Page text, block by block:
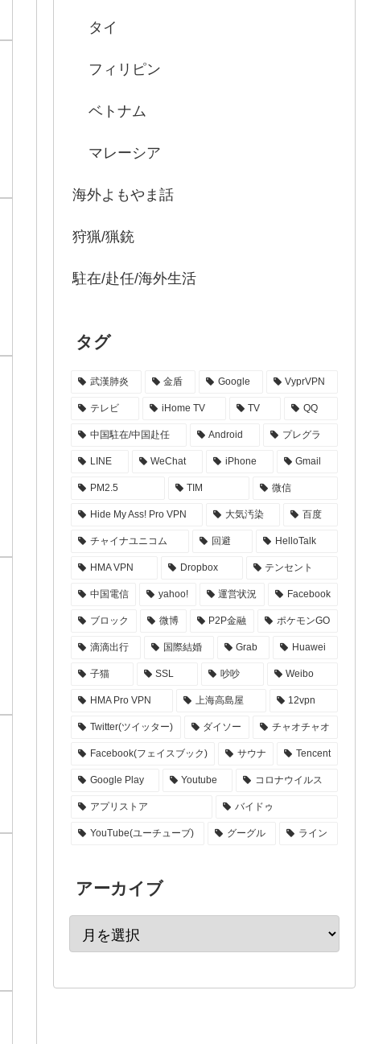
タイ
フィリピン
ベトナム
マレーシア
海外よもやま話
狩猟/猟銃
駐在/赴任/海外生活
タグ
武漢肺炎 金盾 Google VyprVPN
テレビ iHome TV TV QQ
中国駐在/中国赴任 Android プレグラ
LINE WeChat iPhone Gmail
PM2.5 TIM 微信
Hide My Ass! Pro VPN 大気汚染 百度
チャイナユニコム 回避 HelloTalk
HMA VPN Dropbox テンセント
中国電信 yahoo! 運営状況 Facebook
ブロック 微博 P2P金融 ポケモンGO
滴滴出行 国際結婚 Grab Huawei
子猫 SSL 吵吵 Weibo
HMA Pro VPN 上海高島屋 12vpn
Twitter(ツイッター) ダイソー チャオチャオ
Facebook(フェイスブック) サウナ Tencent
Google Play Youtube コロナウイルス
アプリストア バイドゥ
YouTube(ユーチューブ) グーグル ライン
アーカイブ